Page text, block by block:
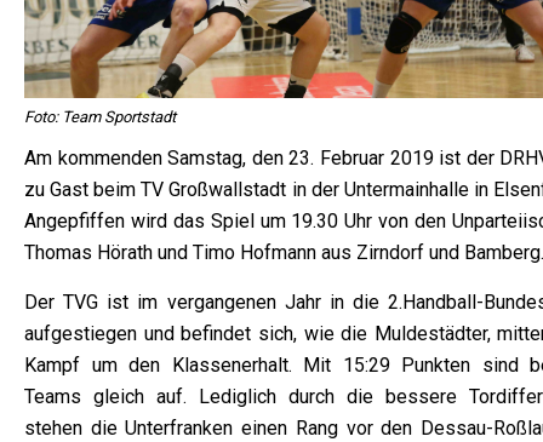
Foto: Team Sportstadt
Am kommenden Samstag, den 23. Februar 2019 ist der
zu Gast beim TV Großwallstadt in der Untermainhalle in
Angepfiffen wird das Spiel um 19.30 Uhr von den
Thomas Hörath und Timo Hofmann aus Zirndorf und Bamberg.
Der TVG ist im vergangenen Jahr in die 2.Handball-
aufgestiegen und befindet sich, wie die Muldestädter,
Kampf um den Klassenerhalt. Mit 15:29 Punkten sind
Teams gleich auf. Lediglich durch die bessere
stehen die Unterfranken einen Rang vor den Dessau-